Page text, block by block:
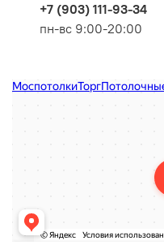
+7 (903) 111-93-34
пн-вс 9:00-20:00